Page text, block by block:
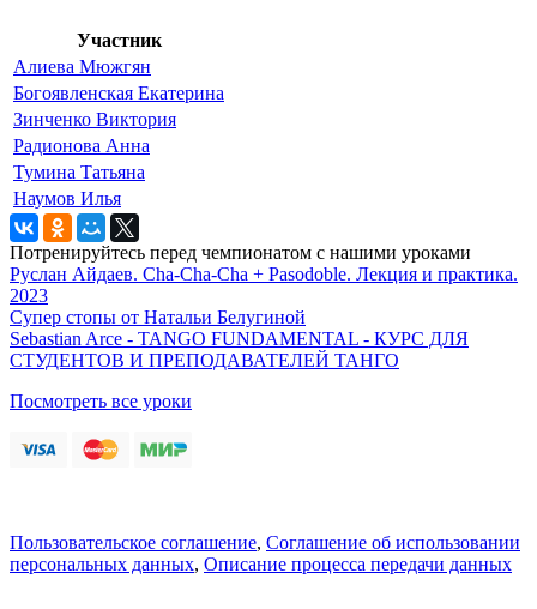
Участник
Алиева Мюжгян
Богоявленская Екатерина
Зинченко Виктория
Радионова Анна
Тумина Татьяна
Наумов Илья
Потренируйтесь перед чемпионатом с нашими уроками
Руслан Айдаев. Cha-Cha-Cha + Pasodoble. Лекция и практика.
2023
Супер стопы от Натальи Белугиной
Sebastian Arce - TANGO FUNDAMENTAL - КУРС ДЛЯ
СТУДЕНТОВ И ПРЕПОДАВАТЕЛЕЙ ТАНГО
Посмотреть все уроки
Пользовательское соглашение, Соглашение об использовании
персональных данных, Описание процесса передачи данных